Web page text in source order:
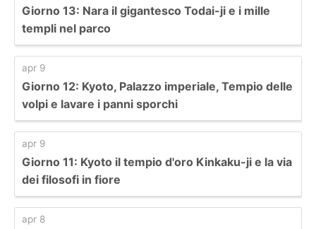
Giorno 13: Nara il gigantesco Todai-ji e i mille
templi nel parco
apr 9
Giorno 12: Kyoto, Palazzo imperiale, Tempio delle
volpi e lavare i panni sporchi
apr 9
Giorno 11: Kyoto il tempio d'oro Kinkaku-ji e la via
dei filosofi in fiore
apr 8